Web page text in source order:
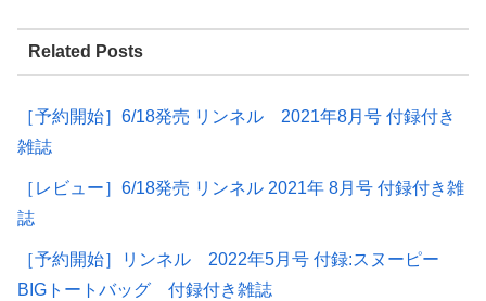
Related Posts
［予約開始］6/18発売 リンネル 2021年8月号 付録付き
雑誌
［レビュー］6/18発売 リンネル 2021年 8月号 付録付き雑
誌
［予約開始］リンネル 2022年5月号 付録:スヌーピー
BIGトートバッグ 付録付き雑誌